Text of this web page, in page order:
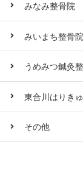
みなみ整骨院
みいまち整骨院
うめみつ鍼灸
東合川はりき
その他